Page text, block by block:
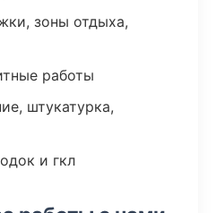
зоны отдыха,
работы
штукатурка,
и гкл